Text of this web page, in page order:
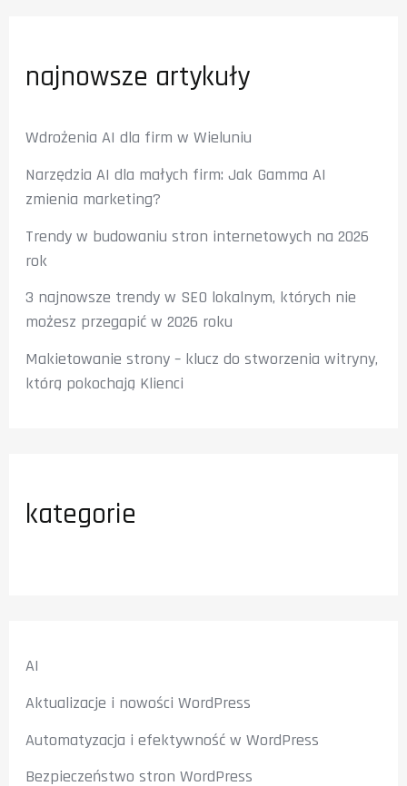
najnowsze artykuły
Wdrożenia AI dla firm w Wieluniu
Narzędzia AI dla małych firm: Jak Gamma AI
zmienia marketing?
Trendy w budowaniu stron internetowych na 2026
rok
3 najnowsze trendy w SEO lokalnym, których nie
możesz przegapić w 2026 roku
Makietowanie strony – klucz do stworzenia witryny,
którą pokochają Klienci
kategorie
AI
Aktualizacje i nowości WordPress
Automatyzacja i efektywność w WordPress
Bezpieczeństwo stron WordPress